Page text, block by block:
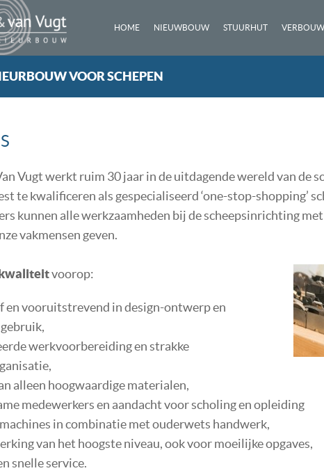
HOME NIEUWBOUW STUURHUT
VOOR SCHEPEN
Vugt werkt ruim 30 jaar in de uitdagende wereld van de
te kwalificeren als gespecialiseerd ‘one-stop-shopping’
kunnen alle werkzaamheden bij de scheepsinrichting
vakmensen geven.
voorop:
en vooruitstrevend in design-ontwerp en
werkvoorbereiding en strakke
alleen hoogwaardige materialen,
medewerkers en aandacht voor scholing en opleiding
in combinatie met ouderwets handwerk,
van het hoogste niveau, ook voor moeilijke opgaves,
snelle service.